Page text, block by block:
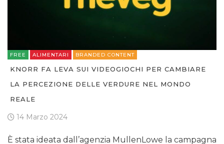
FREE ALIMENTARI BRANDED CONTENT
KNORR FA LEVA SUI VIDEOGIOCHI PER CAMBIARE
LA PERCEZIONE DELLE VERDURE NEL MONDO
REALE
14 Marzo 2024
È stata ideata dall’agenzia MullenLowe la campagna